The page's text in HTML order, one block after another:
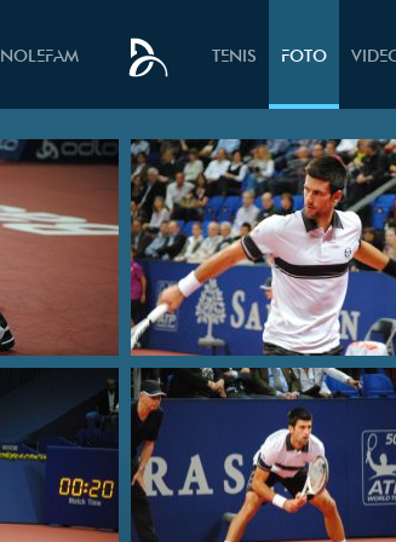
NOLEFAM TENIS FOTO